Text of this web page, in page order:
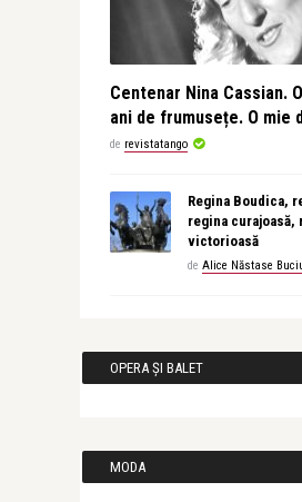
Centenar Nina Cassian.
ani de frumusețe. O mie
de revistatango
Regina Boudica,
regina curajoasă,
victorioasă
de Alice Năstase
OPERA ȘI BALET
MODA